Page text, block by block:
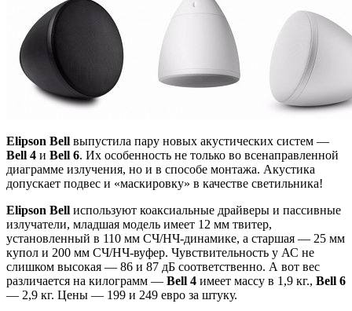
Elipson Bell выпустила пару новых акустических систем —
Bell 4 и Bell 6. Их особенность не только во всенаправленной
диаграмме излучения, но и в способе монтажа. Акустика
допускает подвес и «маскировку» в качестве светильника!
Elipson Bell используют коаксиальные драйверы и пассивные
излучатели, младшая модель имеет 12 мм твитер,
установленный в 110 мм СЧ/НЧ-динамике, а старшая — 25 мм
купол и 200 мм СЧ/НЧ-вуфер. Чувствительность у АС не
слишком высокая — 86 и 87 дБ соответственно. А вот вес
различается на килограмм — Bell 4 имеет массу в 1,9 кг., Bell 6
— 2,9 кг. Цены — 199 и 249 евро за штуку.